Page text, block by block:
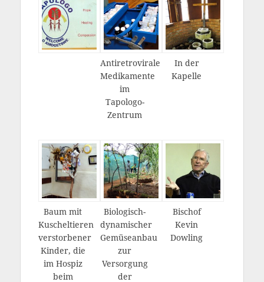
Antiretrovirale
Medikamente
im
Tapologo-
Zentrum
In der
Kapelle
Baum mit
Kuscheltieren
verstorbener
Kinder, die
im Hospiz
beim
Biologisch-
dynamischer
Gemüseanbau
zur
Versorgung
der
Bischof
Kevin
Dowling